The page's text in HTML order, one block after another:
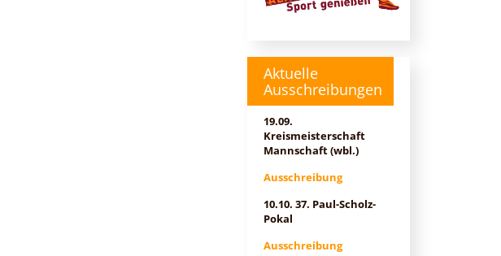
Aktuelle
Ausschreibungen
19.09.
Kreismeisterschaft
Mannschaft (wbl.)
Ausschreibung
10.10. 37. Paul-Scholz-
Pokal
Ausschreibung